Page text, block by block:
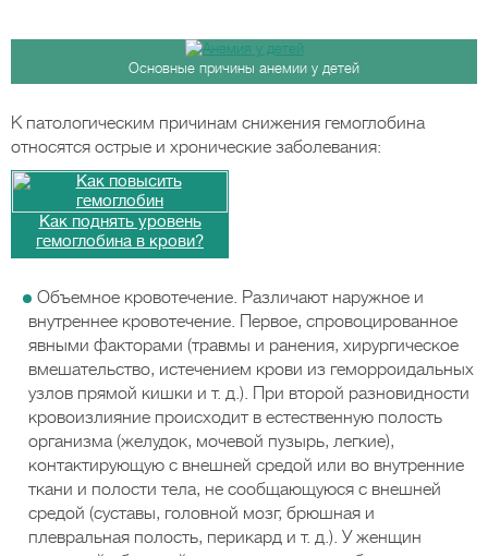
Основные причины анемии у детей
К патологическим причинам снижения гемоглобина
относятся острые и хронические заболевания:
Как поднять уровень
гемоглобина в крови?
Объемное кровотечение. Различают наружное и
внутреннее кровотечение. Первое, спровоцированное
явными факторами (травмы и ранения, хирургическое
вмешательство, истечением крови из геморроидальных
узлов прямой кишки и т. д.). При второй разновидности
кровоизлияние происходит в естественную полость
организма (желудок, мочевой пузырь, легкие),
контактирующую с внешней средой или во внутренние
ткани и полости тела, не сообщающуюся с внешней
средой (суставы, головной мозг, брюшная и
плевральная полость, перикард и т. д.). У женщин